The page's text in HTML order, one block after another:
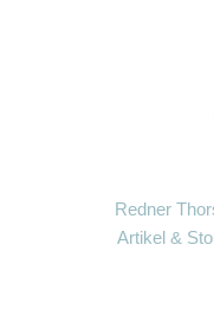
Redner
Artikel &